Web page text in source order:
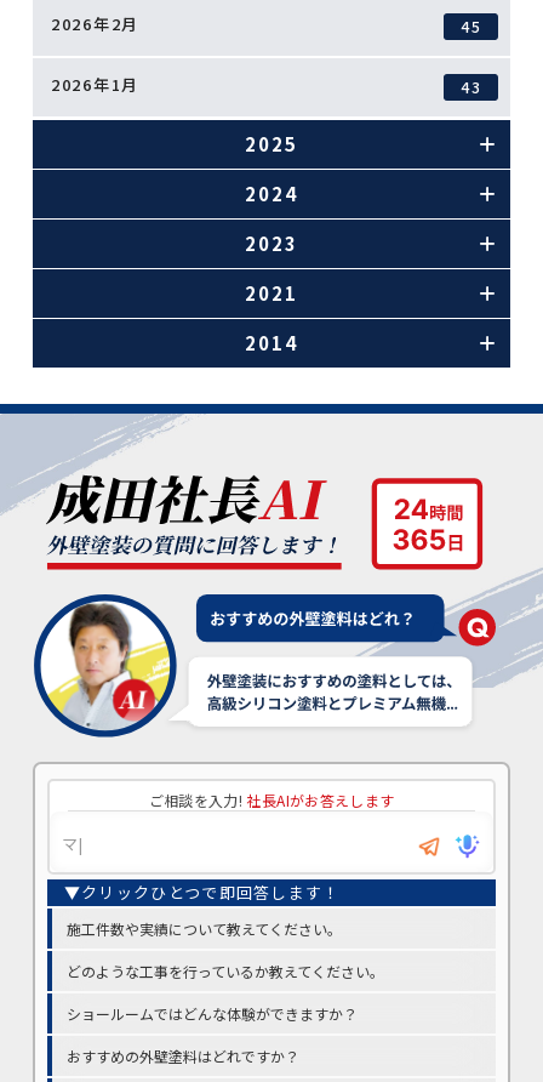
2026年2月 45
2026年1月 43
2025
2024
2023
2021
2014
ご相談を入力! 社長AIがお答えします
施工件数や実績について教えてください。
どのような工事を行っているか教えてください。
ショールームではどんな体験ができますか？
おすすめの外壁塗料はどれですか？